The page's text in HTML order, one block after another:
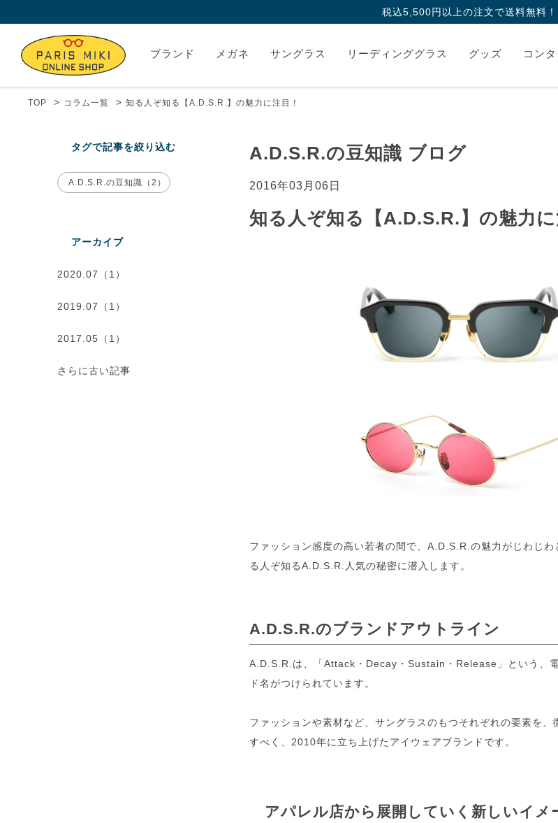
税込5,500円以上の注文で送料無料！
ブランド メガネ サングラス リーディンググラス グッズ コンタ
TOP > コラム一覧 > 知る人ぞ知る【A.D.S.R.】の魅力に注目！
タグで記事を絞り込む
A.D.S.R.の豆知識（2）
アーカイブ
2020.07（1）
2019.07（1）
2017.05（1）
さらに古い記事
A.D.S.R.の豆知識 ブログ
2016年03月06日
知る人ぞ知る【A.D.S.R.】の魅力に
ファッション感度の高い若者の間で、A.D.S.R.の魅力がじわじ
る人ぞ知るA.D.S.R.人気の秘密に潜入します。
A.D.S.R.のブランドアウトライン
A.D.S.R.は、「Attack・Decay・Sustain・Release」という、
ド名がつけられています。
ファッションや素材など、サングラスのもつそれぞれの要素を
すべく、2010年に立ち上げたアイウェアブランドです。
アパレル店から展開していく新しいイメ